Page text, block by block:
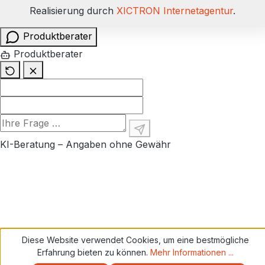
Realisierung durch XICTRON Internetagentur.
Diese Website verwendet Cookies, um eine bestmögliche
Erfahrung bieten zu können. Mehr Informationen ...
Produktberater
Produktberater
KI-Beratung – Angaben ohne Gewähr